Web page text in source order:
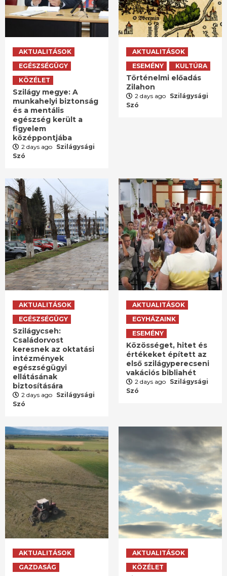
AKTUALITÁSOK
EGÉSZSÉGÜGY
KÖZÉLET
Szilágy megye: A
munkahelyi biztonság
és a mentális
egészség került a
figyelem
középpontjába
2 days ago Szilágysági
Szó
AKTUALITÁSOK
ESEMÉNY
KULTÚRA
Történelmi előadás
Zilahon
2 days ago Szilágysági
Szó
AKTUALITÁSOK
EGÉSZSÉGÜGY
Szilágycseh:
Családorvost
keresnek az oktatási
intézmények
egészségügyi
ellátásának
biztosítására
2 days ago Szilágysági
Szó
AKTUALITÁSOK
EGYHÁZAINK
ESEMÉNY
Közösséget, hitet és
értékeket épített az
első szilágyperecseni
vakációs bibliahét
2 days ago Szilágysági
Szó
AKTUALITÁSOK
GAZDASÁG
AKTUALITÁSOK
KÖZÉLET